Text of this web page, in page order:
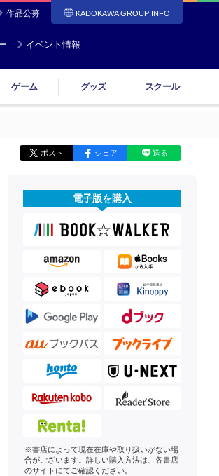
作品公募 KADOKAWA GROUP INFO
イベント情報
ゲーム グッズ スクール
ポスト シェア 送る
電子版を購入
※書店によって現在在庫や取り扱いがない場
合がございます。詳しい購入方法は、各書店
のサイトにてご確認ください。